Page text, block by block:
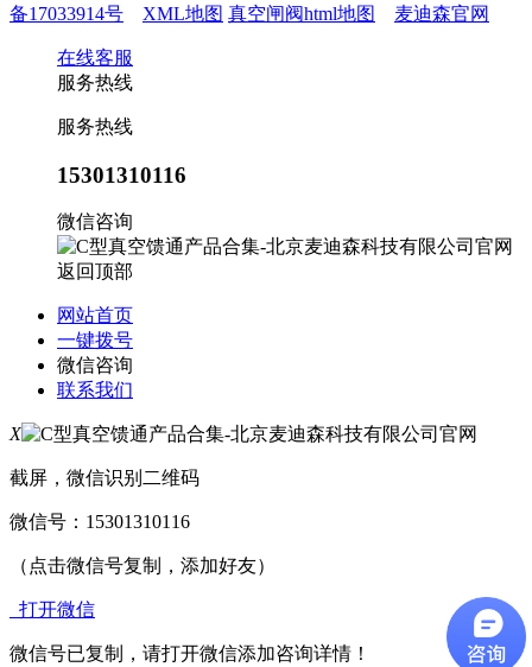
备17033914号
XML地图 真空闸阀html地图 麦迪森官网
在线客服
服务热线
服务热线
15301310116
微信咨询
返回顶部
网站首页
一键拨号
微信咨询
联系我们
X
截屏，微信识别二维码
微信号： 15301310116
（点击微信号复制，添加好友）
打开微信
微信号已复制，请打开微信添加咨询详情！